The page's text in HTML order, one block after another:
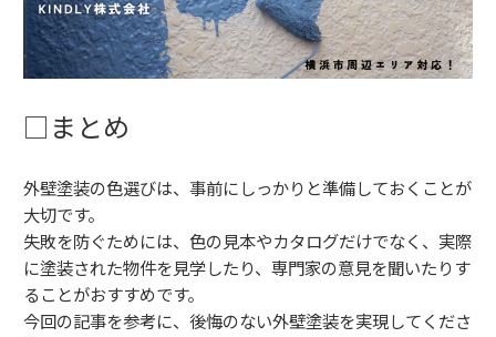
□まとめ
外壁塗装の色選びは、事前にしっかりと準備しておくことが
大切です。
失敗を防ぐためには、色の見本やカタログだけでなく、実際
に塗装された物件を見学したり、専門家の意見を聞いたりす
ることがおすすめです。
今回の記事を参考に、後悔のない外壁塗装を実現してくださ